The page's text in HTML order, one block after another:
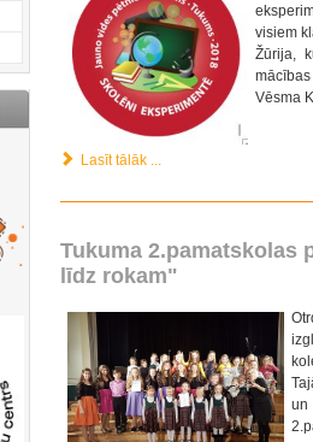
visiem
Žūrija,
Vēsma
Lasīt tālāk ...
Tukuma
līdz rokam"
un